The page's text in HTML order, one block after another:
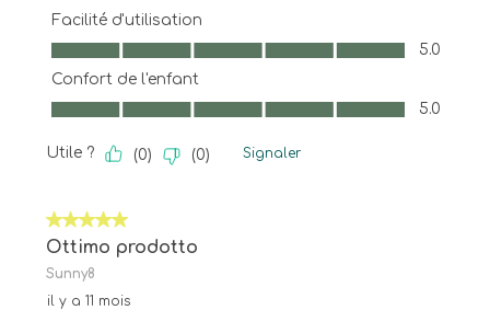
Facilité d'utilisation
Facilité d'utilisation, 5.0 sur 5
5.0
Confort de l'enfant
Confort de l'enfant, 5.0 sur 5
5.0
Utile ? (0) (0) Signaler
5 sur 5 étoiles.
Ottimo prodotto
Sunny8
il y a 11 mois